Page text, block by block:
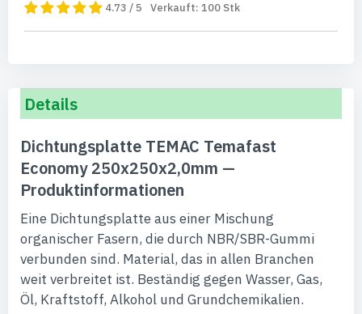
4.73 / 5 Verkauft: 100 Stk
Details
Dichtungsplatte TEMAC Temafast
Economy 250x250x2,0mm —
Produktinformationen
Eine Dichtungsplatte aus einer Mischung
organischer Fasern, die durch NBR/SBR-Gummi
verbunden sind. Material, das in allen Branchen
weit verbreitet ist. Beständig gegen Wasser, Gas,
Öl, Kraftstoff, Alkohol und Grundchemikalien.